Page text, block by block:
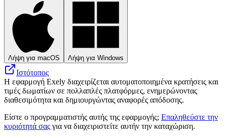
Λήψη για macOS Λήψη για Windows
Ιστότοπος
Η εφαρμογή Exely διαχειρίζεται αυτοματοποιημένα κρατήσεις και
τιμές δωματίων σε πολλαπλές πλατφόρμες, ενημερώνοντας
διαθεσιμότητα και δημιουργώντας αναφορές απόδοσης.
Είστε ο προγραμματιστής αυτής της εφαρμογής; Επαληθεύστε την
κυριότητά σας για να διαχειριστείτε αυτήν την καταχώριση.